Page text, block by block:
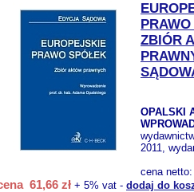
ZBIÓR
OPALSKI
2011,
cena
61,66 zł + 5% vat - dodaj do